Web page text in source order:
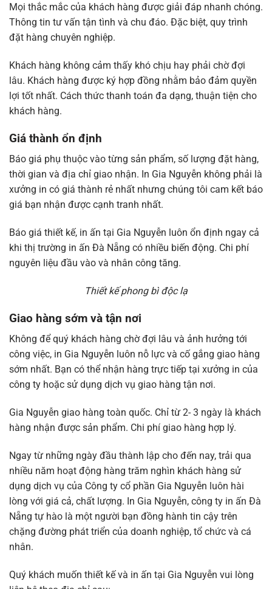
Mọi thắc mắc của khách hàng được giải đáp nhanh chóng.
Thông tin tư vấn tận tình và chu đáo. Đặc biệt, quy trình
đặt hàng chuyên nghiệp.
Khách hàng không cảm thấy khó chịu hay phải chờ đợi
lâu. Khách hàng được ký hợp đồng nhằm bảo đảm quyền
lợi tốt nhất. Cách thức thanh toán đa dạng, thuận tiện cho
khách hàng.
Giá thành ổn định
Báo giá phụ thuộc vào từng sản phẩm, số lượng đặt hàng,
thời gian và địa chỉ giao nhận. In Gia Nguyễn không phải là
xưởng in có giá thành rẻ nhất nhưng chúng tôi cam kết báo
giá bạn nhận được cạnh tranh nhất.
Báo giá thiết kế, in ấn tại Gia Nguyễn luôn ổn định ngay cả
khi thị trường in ấn Đà Nẵng có nhiều biến động. Chi phí
nguyên liệu đầu vào và nhân công tăng.
Thiết kế phong bì độc lạ
Giao hàng sớm và tận nơi
Không để quý khách hàng chờ đợi lâu và ảnh hưởng tới
công việc, in Gia Nguyễn luôn nỗ lực và cố gắng giao hàng
sớm nhất. Bạn có thể nhận hàng trực tiếp tại xưởng in của
công ty hoặc sử dụng dịch vụ giao hàng tận nơi.
Gia Nguyễn giao hàng toàn quốc. Chỉ từ 2- 3 ngày là khách
hàng nhận được sản phẩm. Chi phí giao hàng hợp lý.
Ngay từ những ngày đầu thành lập cho đến nay, trải qua
nhiều năm hoạt động hàng trăm nghìn khách hàng sử
dụng dịch vụ của Công ty cổ phần Gia Nguyễn luôn hài
lòng với giá cả, chất lượng. In Gia Nguyễn, công ty in ấn Đà
Nẵng tự hào là một người bạn đồng hành tin cậy trên
chặng đường phát triển của doanh nghiệp, tổ chức và cá
nhân.
Quý khách muốn thiết kế và in ấn tại Gia Nguyễn vui lòng